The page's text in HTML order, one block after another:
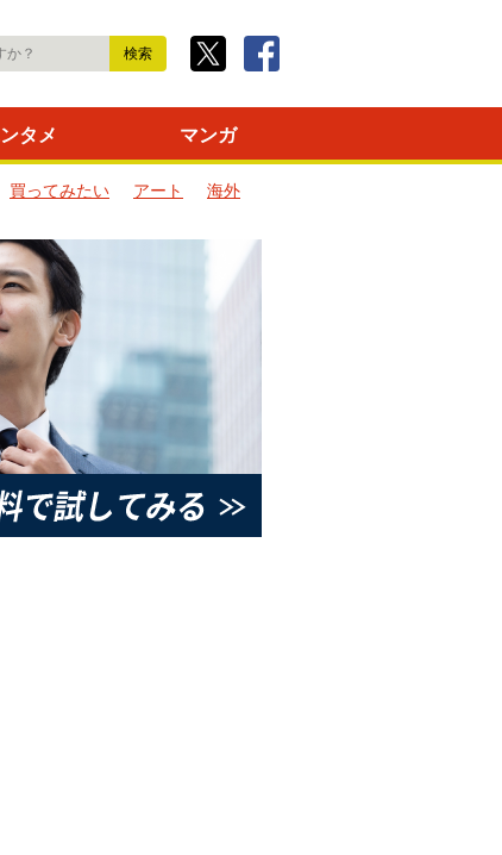
タメ マンガ
買ってみたい アート
海外